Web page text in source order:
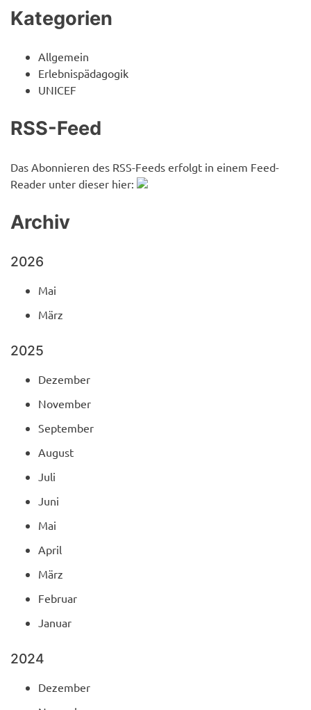
Kategorien
Allgemein
Erlebnispädagogik
UNICEF
RSS-Feed
Das Abonnieren des RSS-Feeds erfolgt in einem Feed-
Reader unter dieser hier:
Archiv
2026
Mai
März
2025
Dezember
November
September
August
Juli
Juni
Mai
April
März
Februar
Januar
2024
Dezember